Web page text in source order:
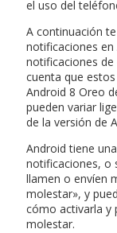
el uso del
A continuación
notificaciones
notificaciones de
cuenta que
Android 8 Oreo
pueden variar
de la versión de
Android tiene
notificaciones, o
llamen o envíen
molestar», y
cómo activarla y
molestar.